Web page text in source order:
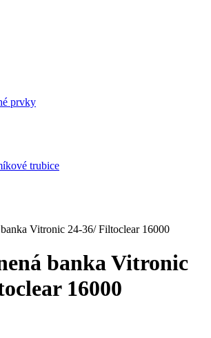
prvky
trubice
banka Vitronic 24-36/ Filtoclear 16000
banka Vitronic
16000